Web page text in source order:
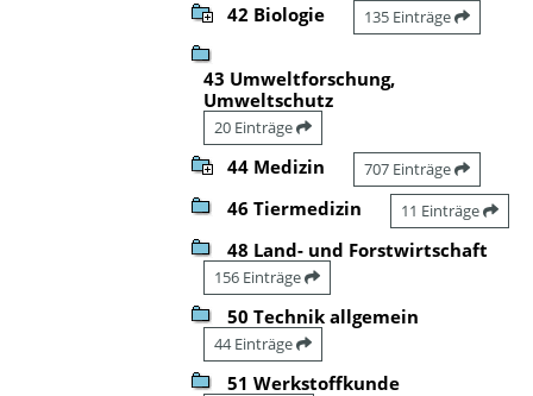
42 Biologie 135 Einträge
43 Umweltforschung,
Umweltschutz
20 Einträge
44 Medizin 707 Einträge
46 Tiermedizin 11 Einträge
48 Land- und Forstwirtschaft
156 Einträge
50 Technik allgemein
44 Einträge
51 Werkstoffkunde